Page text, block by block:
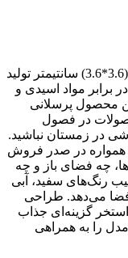
کاشی استخری شش گوش المپیک 2 با ابعاد (3.6*3.6) سانتیمتر تولید
مواد اسیدی و
محصول پرسلانی
در فصول
در زمستان نباشید.
همواره در صدر فروش
چه فضای باز و چه
داراست. طرح المپیک 2 با ترکیب رنگ‌های سفید، آبی
فضا می‌دهد. طراحی
گزینه‌ای جذاب
مدل را به همراهی